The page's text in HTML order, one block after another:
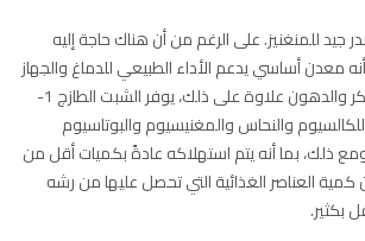
للمنغنيز. على الرغم من أن هناك حاجة إليه
معدن أساسي يدعم الأداء الطبيعي للدماغ والجهاز
العصبي واستقلاب السكر والدهون علاوة على ذلك، يوفر الشبت الطازج 1-
والنحاس والمغنيسيوم والبوتاسيوم
ومع ذلك، بما أنه يتم استهلاكه عادةً بكميات أقل من
فإن كمية العناصر الغذائية التي تحصل عليها من رشه
بكثير.